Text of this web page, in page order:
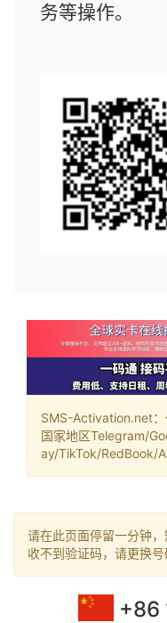
务等操作。
SMS-Activation.net
国家地区Telegram/
ay/TikTok/RedBook/
请在此页面停留一分钟
收不到验证码，请更换号
+86